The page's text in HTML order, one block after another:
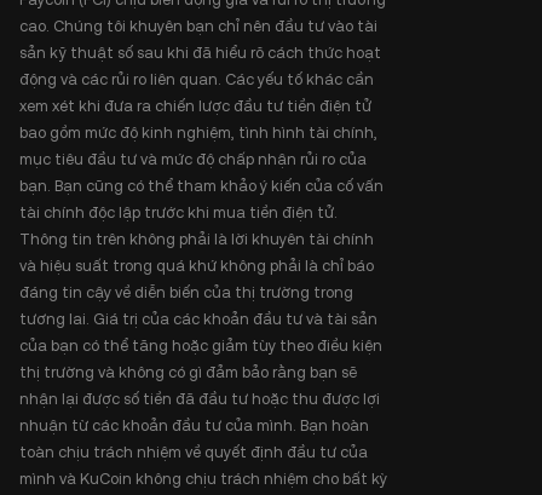
cao. Chúng tôi khuyên bạn chỉ nên đầu tư vào tài
sản kỹ thuật số sau khi đã hiểu rõ cách thức hoạt
động và các rủi ro liên quan. Các yếu tố khác cần
xem xét khi đưa ra chiến lược đầu tư tiền điện tử
bao gồm mức độ kinh nghiệm, tình hình tài chính,
mục tiêu đầu tư và mức độ chấp nhận rủi ro của
bạn. Bạn cũng có thể tham khảo ý kiến của cố vấn
tài chính độc lập trước khi mua tiền điện tử.
Thông tin trên không phải là lời khuyên tài chính
và hiệu suất trong quá khứ không phải là chỉ báo
đáng tin cậy về diễn biến của thị trường trong
tương lai. Giá trị của các khoản đầu tư và tài sản
của bạn có thể tăng hoặc giảm tùy theo điều kiện
thị trường và không có gì đảm bảo rằng bạn sẽ
nhận lại được số tiền đã đầu tư hoặc thu được lợi
nhuận từ các khoản đầu tư của mình. Bạn hoàn
toàn chịu trách nhiệm về quyết định đầu tư của
mình và KuCoin không chịu trách nhiệm cho bất kỳ